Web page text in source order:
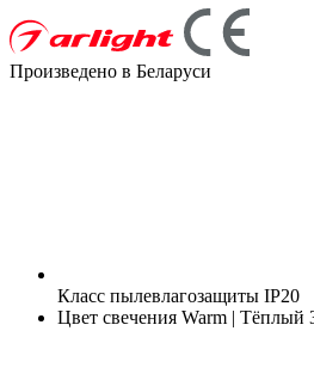
Произведено в Беларуси
Класс пылевлагозащиты IP20
Цвет свечения Warm | Тёплый